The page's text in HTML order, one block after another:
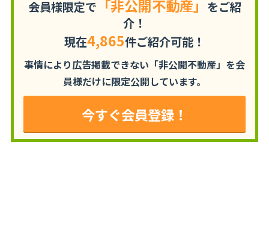
会員様限定で 「非公開不動産」 をご紹
介！
現在4,865件ご紹介可能！
事情により広告掲載できない「非公開不動産」を会
員様だけに限定公開しています。
今すぐ会員登録！